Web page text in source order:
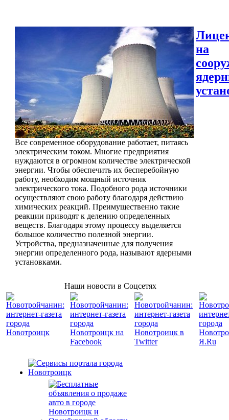
Все современное оборудование работает, питаясь
электрическим током. Многие предприятия
нуждаются в огромном количестве электрической
энергии. Чтобы обеспечить их бесперебойную
работу, необходим мощный источник
электрического тока. Подобного рода источники
осуществляют свою работу благодаря действию
химических реакций. Преимущественно такие
реакции приводят к делению определенных
веществ. Благодаря этому процессу выделяется
большое количество полезной энергии.
Устройства, предназначенные для получения
энергии определенного рода, называют ядерными
установками.
на
Наши новости в Соцсетях